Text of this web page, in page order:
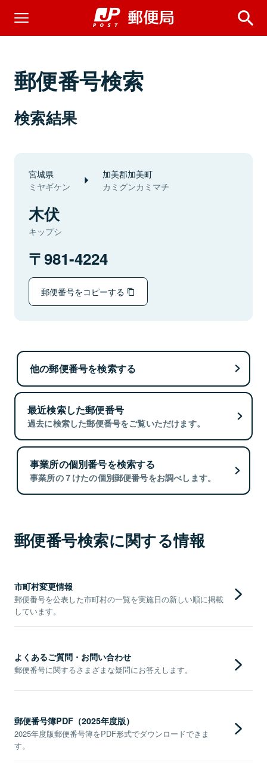
郵便番号検索
検索結果
宮城県
ミヤギケン
加美郡加美町
カミグンカミマチ
木伏
キップシ
981-4224
郵便番号をコピーする
他の郵便番号を検索する
最近検索した郵便番号
過去に検索した郵便番号をご覧いただけます。
事業所の個別番号を検索する
事業所の７けたの個別郵便番号をお調べします。
郵便番号検索に関する情報
市町村変更情報
郵便番号を公表した市町村の一覧を実施日の新しい順に掲載
しています。
よくあるご質問・お問い合わせ
郵便番号に関するさまざまな疑問にお答えします。
郵便番号簿PDF（2025年度版）
2025年度版郵便番号簿をPDF形式でダウンロードできま
す。